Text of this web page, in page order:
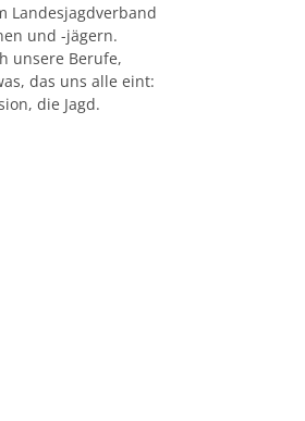
Landesjagdverband
und -jägern.
unsere Berufe,
das uns alle eint:
die Jagd.